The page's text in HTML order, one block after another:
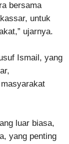
bersama
untuk
ujarnya.
Ismail, yang
luar biasa,
yang penting